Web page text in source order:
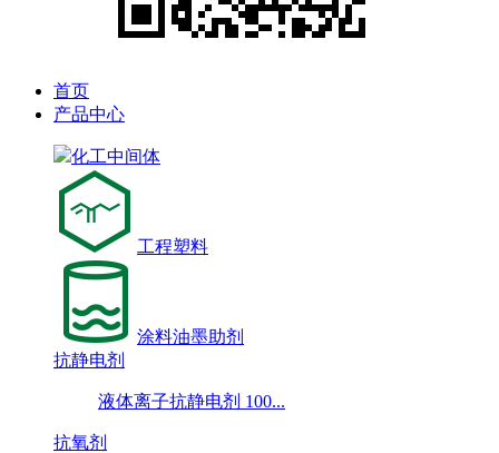
首页
产品中心
化工中间体
工程塑料
涂料油墨助剂
抗静电剂
液体离子抗静电剂 100...
抗氧剂